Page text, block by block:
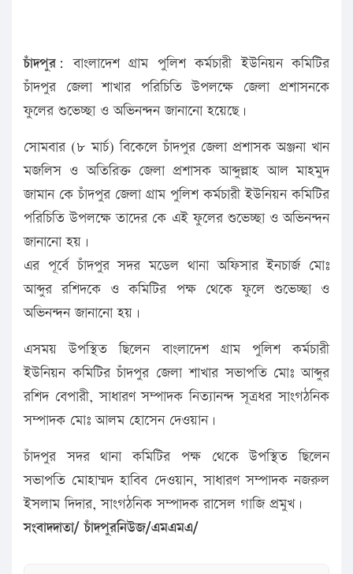
চাঁদপুর: বাংলাদেশ গ্রাম পুলিশ কর্মচারী ইউনিয়ন কমিটির
চাঁদপুর জেলা শাখার পরিচিতি উপলক্ষে জেলা প্রশাসনকে
ফুলের শুভেচ্ছা ও অভিনন্দন জানানো হয়েছে।
সোমবার (৮ মার্চ) বিকেলে চাঁদপুর জেলা প্রশাসক অঞ্জনা খান
মজলিস ও অতিরিক্ত জেলা প্রশাসক আব্দুল্লাহ আল মাহমুদ
জামান কে চাঁদপুর জেলা গ্রাম পুলিশ কর্মচারী ইউনিয়ন কমিটির
পরিচিতি উপলক্ষে তাদের কে এই ফুলের শুভেচ্ছা ও অভিনন্দন
জানানো হয়।
এর পূর্বে চাঁদপুর সদর মডেল থানা অফিসার ইনচার্জ মোঃ
আব্দুর রশিদকে ও কমিটির পক্ষ থেকে ফুলে শুভেচ্ছা ও
অভিনন্দন জানানো হয়।
এসময় উপস্থিত ছিলেন বাংলাদেশ গ্রাম পুলিশ কর্মচারী
ইউনিয়ন কমিটির চাঁদপুর জেলা শাখার সভাপতি মোঃ আব্দুর
রশিদ বেপারী, সাধারণ সম্পাদক নিত্যানন্দ সূত্রধর সাংগঠনিক
সম্পাদক মোঃ আলম হোসেন দেওয়ান।
চাঁদপুর সদর থানা কমিটির পক্ষ থেকে উপস্থিত ছিলেন
সভাপতি মোহাম্মদ হাবিব দেওয়ান, সাধারণ সম্পাদক নজরুল
ইসলাম দিদার, সাংগঠনিক সম্পাদক রাসেল গাজি প্রমুখ।
সংবাদদাতা/ চাঁদপুরনিউজ/এমএমএ/